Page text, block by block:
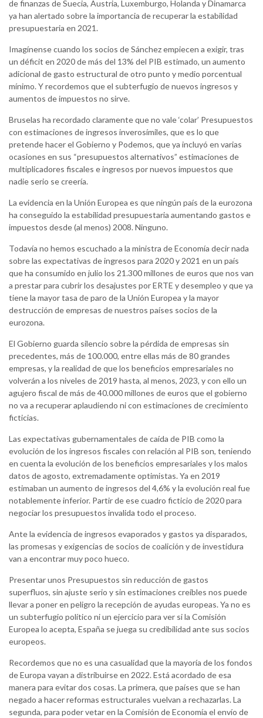
de finanzas de Suecia, Austria, Luxemburgo, Holanda y Dinamarca
ya han alertado sobre la importancia de recuperar la estabilidad
presupuestaria en 2021.
Imagínense cuando los socios de Sánchez empiecen a exigir, tras
un déficit en 2020 de más del 13% del PIB estimado, un aumento
adicional de gasto estructural de otro punto y medio porcentual
mínimo. Y recordemos que el subterfugio de nuevos ingresos y
aumentos de impuestos no sirve.
Bruselas ha recordado claramente que no vale ‘colar’ Presupuestos
con estimaciones de ingresos inverosímiles, que es lo que
pretende hacer el Gobierno y Podemos, que ya incluyó en varias
ocasiones en sus “presupuestos alternativos” estimaciones de
multiplicadores fiscales e ingresos por nuevos impuestos que
nadie serio se creería.
La evidencia en la Unión Europea es que ningún país de la eurozona
ha conseguido la estabilidad presupuestaria aumentando gastos e
impuestos desde (al menos) 2008. Ninguno.
Todavía no hemos escuchado a la ministra de Economía decir nada
sobre las expectativas de ingresos para 2020 y 2021 en un país
que ha consumido en julio los 21.300 millones de euros que nos van
a prestar para cubrir los desajustes por ERTE y desempleo y que ya
tiene la mayor tasa de paro de la Unión Europea y la mayor
destrucción de empresas de nuestros países socios de la
eurozona.
El Gobierno guarda silencio sobre la pérdida de empresas sin
precedentes, más de 100.000, entre ellas más de 80 grandes
empresas, y la realidad de que los beneficios empresariales no
volverán a los niveles de 2019 hasta, al menos, 2023, y con ello un
agujero fiscal de más de 40.000 millones de euros que el gobierno
no va a recuperar aplaudiendo ni con estimaciones de crecimiento
ficticias.
Las expectativas gubernamentales de caída de PIB como la
evolución de los ingresos fiscales con relación al PIB son, teniendo
en cuenta la evolución de los beneficios empresariales y los malos
datos de agosto, extremadamente optimistas. Ya en 2019
estimaban un aumento de ingresos del 4,6% y la evolución real fue
notablemente inferior. Partir de ese cuadro ficticio de 2020 para
negociar los presupuestos invalida todo el proceso.
Ante la evidencia de ingresos evaporados y gastos ya disparados,
las promesas y exigencias de socios de coalición y de investidura
van a encontrar muy poco hueco.
Presentar unos Presupuestos sin reducción de gastos
superfluos, sin ajuste serio y sin estimaciones creíbles nos puede
llevar a poner en peligro la recepción de ayudas europeas. Ya no es
un subterfugio político ni un ejercicio para ver si la Comisión
Europea lo acepta, España se juega su credibilidad ante sus socios
europeos.
Recordemos que no es una casualidad que la mayoría de los fondos
de Europa vayan a distribuirse en 2022. Está acordado de esa
manera para evitar dos cosas. La primera, que países que se han
negado a hacer reformas estructurales vuelvan a rechazarlas. La
segunda, para poder vetar en la Comisión de Economía el envío de